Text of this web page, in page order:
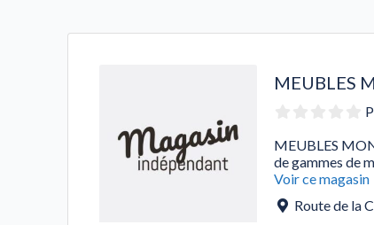
MEUBLES
MEUBLES
de gammes de
Voir ce magasin
Route de la